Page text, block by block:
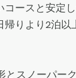
ースと安定
りより2泊以
スノーパー